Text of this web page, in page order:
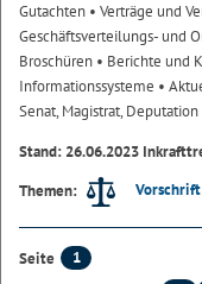
Gutachten • Verträge und
Geschäftsverteilungs- und
Broschüren • Berichte und
Informationssysteme •
Senat, Magistrat, Deputation
Stand: 26.06.2023
Themen:
Seite
1